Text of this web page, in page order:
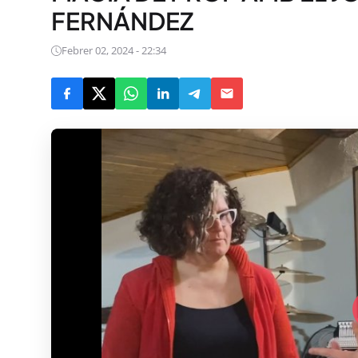
FERNÁNDEZ
Febrer 02, 2024 - 22:34